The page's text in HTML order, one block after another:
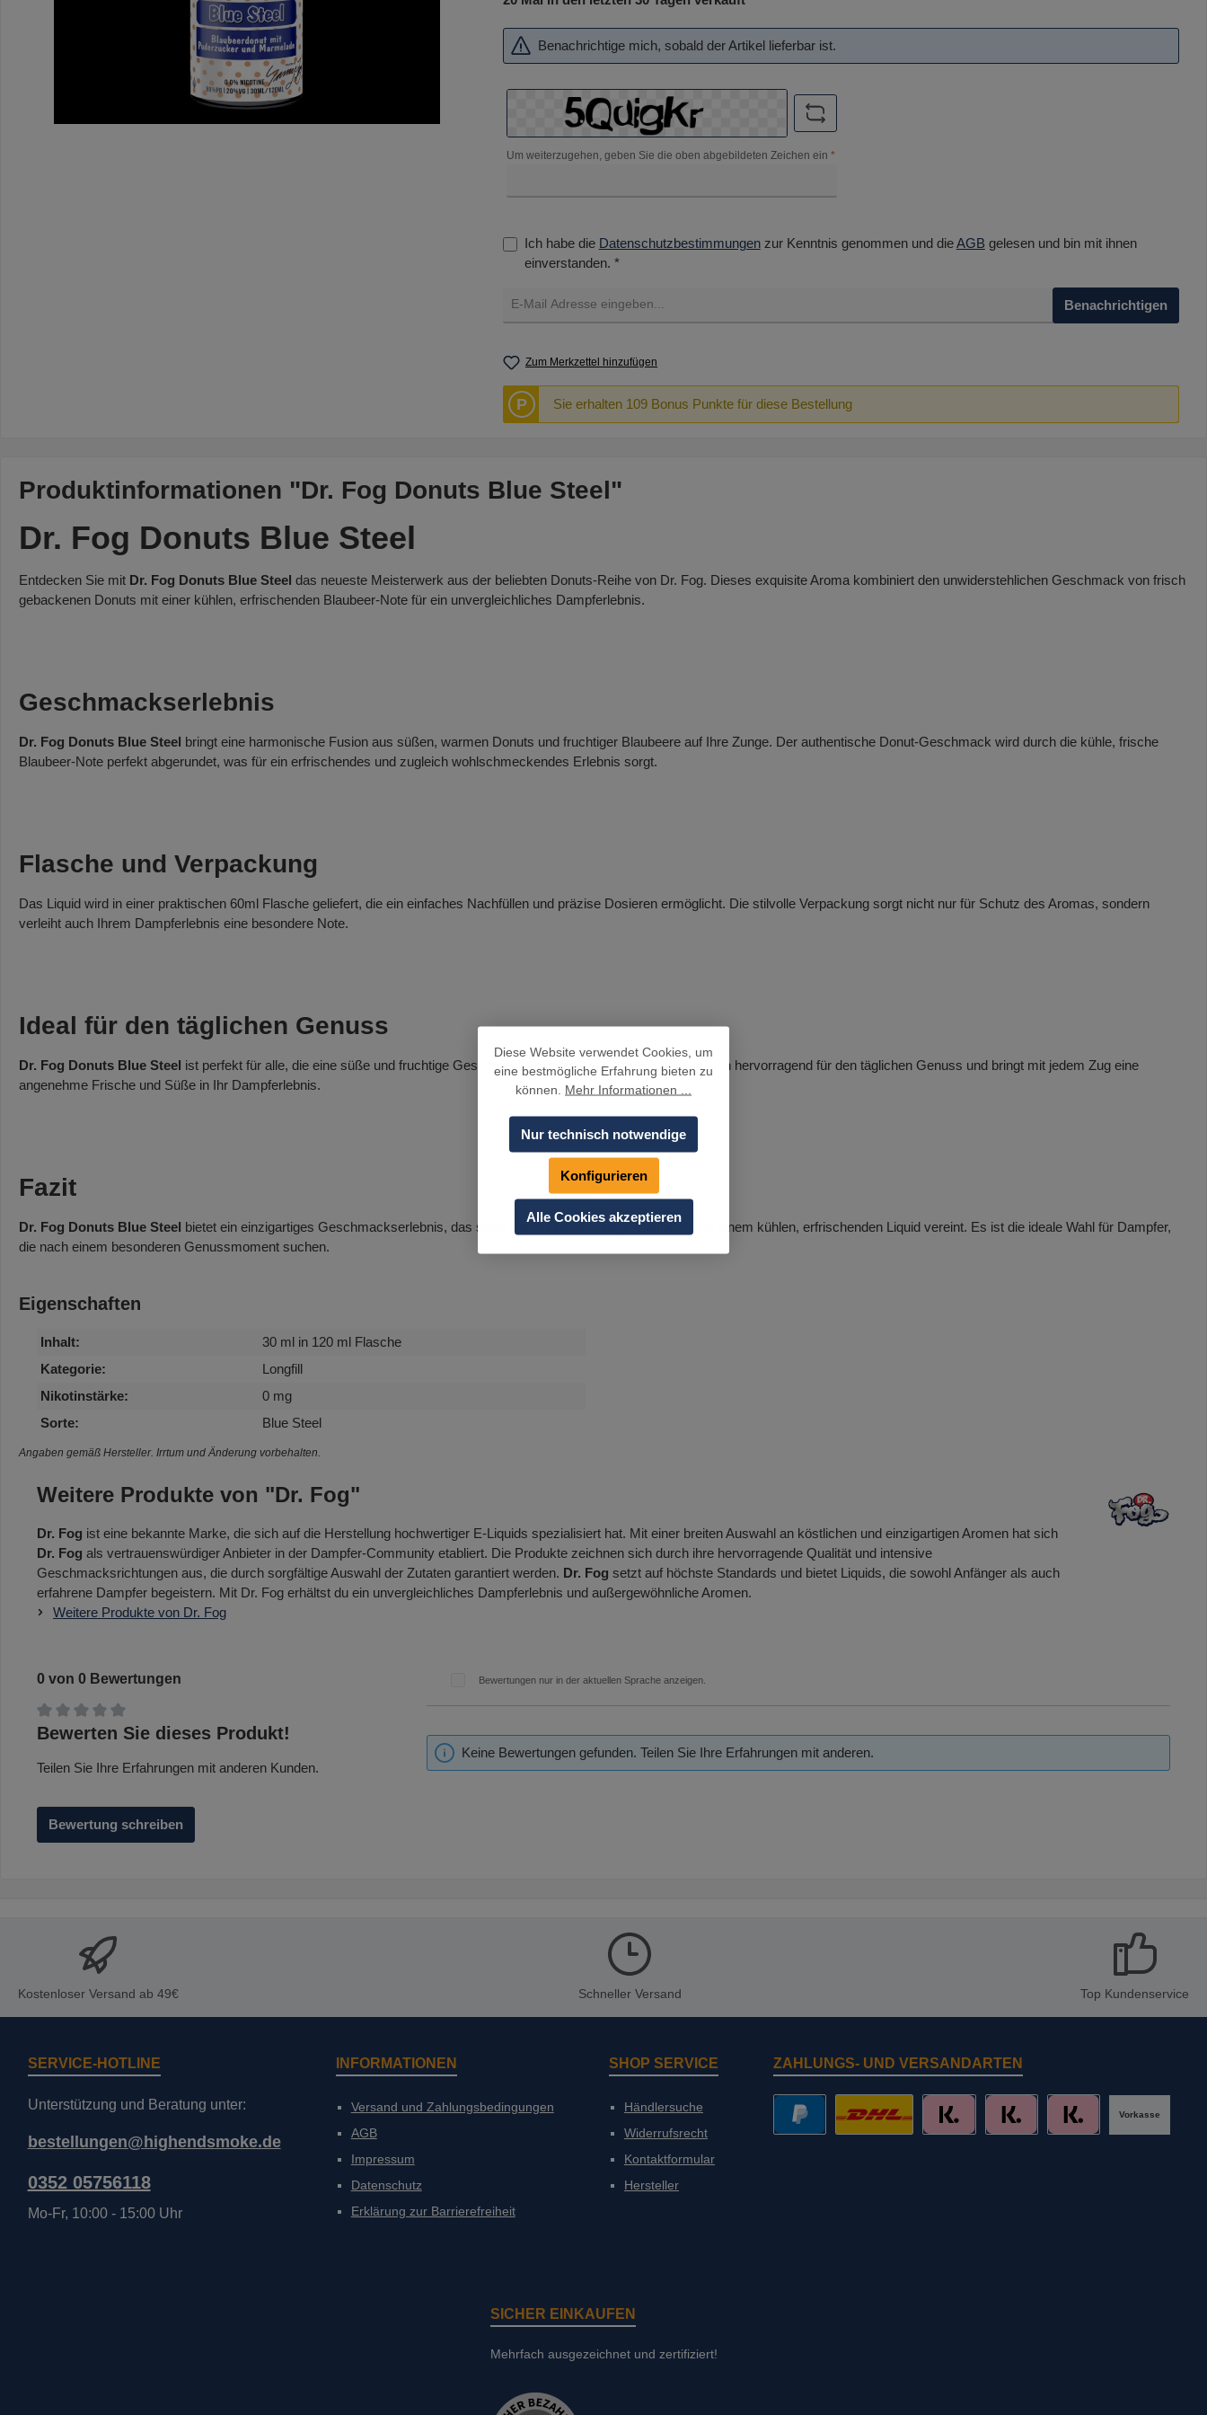
Benachrichtige mich, sobald der Artikel lieferbar ist.
Um weiterzugehen, geben Sie die oben abgebildeten Zeichen ein *
Ich habe die Datenschutzbestimmungenzur Kenntnis genommen und dieAGB gelesen und bin mit ihnen
einverstanden. *
Benachrichtigen
Zum Merkzettel hinzufügen
P Sie erhalten 109 Bonus Punkte für diese Bestellung
Produktinformationen "Dr. Fog Donuts Blue Steel"
Dr. Fog Donuts Blue Steel
Entdecken Sie mit Dr. Fog Donuts Blue Steel das neueste Meisterwerk aus der beliebten Donuts-Reihe von Dr. Fog. Dieses exquisite Aroma kombiniert den unwiderstehlichen Geschmack von frisch
gebackenen Donuts mit einer kühlen, erfrischenden Blaubeer-Note für ein unvergleichliches Dampferlebnis.
Geschmackserlebnis
Dr. Fog Donuts Blue Steel bringt eine harmonische Fusion aus süßen, warmen Donuts und fruchtiger Blaubeere auf Ihre Zunge. Der authentische Donut-Geschmack wird durch die kühle, frische
Blaubeer-Note perfekt abgerundet, was für ein erfrischendes und zugleich wohlschmeckendes Erlebnis sorgt.
Flasche und Verpackung
Das Liquid wird in einer praktischen 60ml Flasche geliefert, die ein einfaches Nachfüllen und präzise Dosieren ermöglicht. Die stilvolle Verpackung sorgt nicht nur für Schutz des Aromas, sondern
verleiht auch Ihrem Dampferlebnis eine besondere Note.
Ideal für den täglichen Genuss
Dr. Fog Donuts Blue Steel ist perfekt für alle, die eine süße und fruchtige Geschmackskombination lieben. Es eignet sich hervorragend für den täglichen Genuss und bringt mit jedem Zug eine
angenehme Frische und Süße in Ihr Dampferlebnis.
Fazit
Dr. Fog Donuts Blue Steel bietet ein einzigartiges Geschmackserlebnis, das süße Donuts und fruchtige Blaubeeren in einem kühlen, erfrischenden Liquid vereint. Es ist die ideale Wahl für Dampfer,
die nach einem besonderen Genussmoment suchen.
Eigenschaften
Inhalt:
30 ml in 120 ml Flasche
Kategorie:
Longfill
Nikotinstärke:
0 mg
Sorte:
Blue Steel
Angaben gemäß Hersteller. Irrtum und Änderung vorbehalten.
Weitere Produkte von "Dr. Fog"
Dr. Fog ist eine bekannte Marke, die sich auf die Herstellung hochwertiger E-Liquids spezialisiert hat. Mit einer breiten Auswahl an köstlichen und einzigartigen Aromen hat sich
Dr. Fog als vertrauenswürdiger Anbieter in der Dampfer-Community etabliert. Die Produkte zeichnen sich durch ihre hervorragende Qualität und intensive
Geschmacksrichtungen aus, die durch sorgfältige Auswahl der Zutaten garantiert werden. Dr. Fog setzt auf höchste Standards und bietet Liquids, die sowohl Anfänger als auch
erfahrene Dampfer begeistern. Mit Dr. Fog erhältst du ein unvergleichliches Dampferlebnis und außergewöhnliche Aromen.
Weitere Produkte von Dr. Fog
0 von 0 Bewertungen
Durchschnittliche Bewertung von 0 von 5 Sternen
Bewerten Sie dieses Produkt!
Teilen Sie Ihre Erfahrungen mit anderen Kunden.
Bewertung schreiben
Bewertungen nur in der aktuellen Sprache anzeigen.
Keine Bewertungen gefunden. Teilen Sie Ihre Erfahrungen mit anderen.
Kostenloser Versand ab 49€ Schneller Versand Top Kundenservice
SERVICE-HOTLINE
Unterstützung und Beratung unter:
bestellungen@highendsmoke.de
0352 05756118
Mo-Fr, 10:00 - 15:00 Uhr
INFORMATIONEN
Versand und Zahlungsbedingungen
AGB
Impressum
Datenschutz
Erklärung zur Barrierefreiheit
SHOP SERVICE
Händlersuche
Widerrufsrecht
Kontaktformular
Hersteller
ZAHLUNGS- UND VERSANDARTEN
Vorkasse
SICHER EINKAUFEN
Mehrfach ausgezeichnet und zertifiziert!
Diese Website verwendet Cookies, um
eine bestmögliche Erfahrung bieten zu
können. Mehr Informationen ...
Nur technisch notwendige
Konfigurieren
Alle Cookies akzeptieren